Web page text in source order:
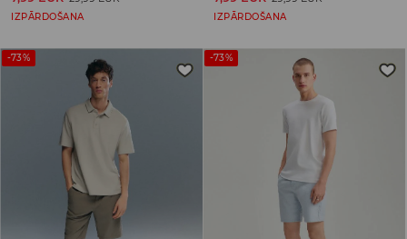
IZPĀRDOŠANA IZPĀRDOŠANA
-73% -73%